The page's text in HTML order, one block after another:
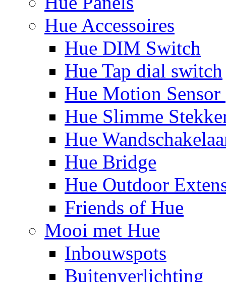
Hue Accessoires
Hue DIM Switch
Hue Tap dial switch
Hue Motion Sensor
Hue Slimme
Hue
Hue Bridge
Hue Outdoor
Friends of Hue
Mooi met Hue
Inbouwspots
Buitenverlichting